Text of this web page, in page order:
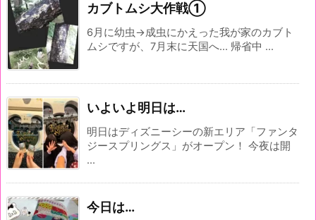
カブトムシ大作戦①
6月に幼虫→成虫にかえった我が家のカブト
ムシですが、7月末に天国へ... 帰省中 ...
いよいよ明日は…
明日はディズニーシーの新エリア「ファンタ
ジースプリングス」がオープン！ 今夜は開
...
今日は…